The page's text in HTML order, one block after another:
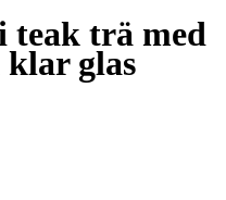
teak trä med
glas